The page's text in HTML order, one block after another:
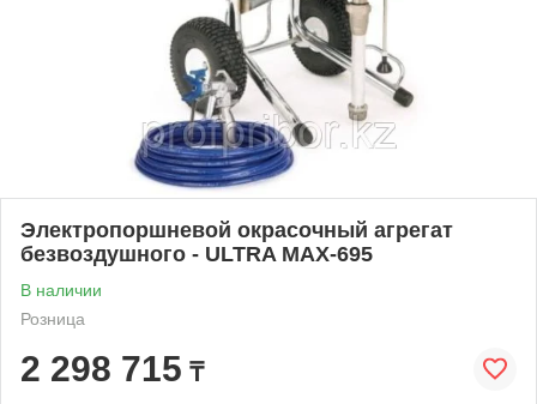
Электропоршневой окрасочный агрегат
безвоздушного - ULTRA MAX-695
В наличии
Розница
2 298 715 ₸